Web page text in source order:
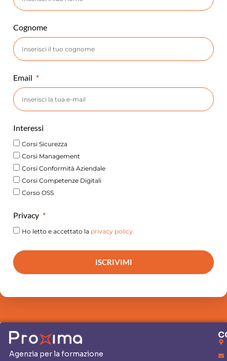
Cognome
Email
Interessi
Corsi Sicurezza
Corsi Management
Corsi Conformità Aziendale
Corsi Competenze Digitali
Corso OSS
Privacy
Ho letto e accettato la privacy policy
ISCRIVIMI
Agenzia per la formazione